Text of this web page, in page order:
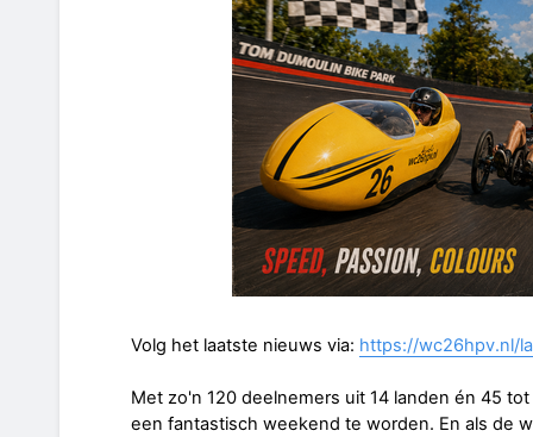
Volg het laatste nieuws via: https://wc26hpv.nl/
Met zo'n 120 deelnemers uit 14 landen én 45
een fantastisch weekend te worden. En als de